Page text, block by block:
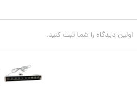
اولین دیدگاه را شما ثبت کنید.